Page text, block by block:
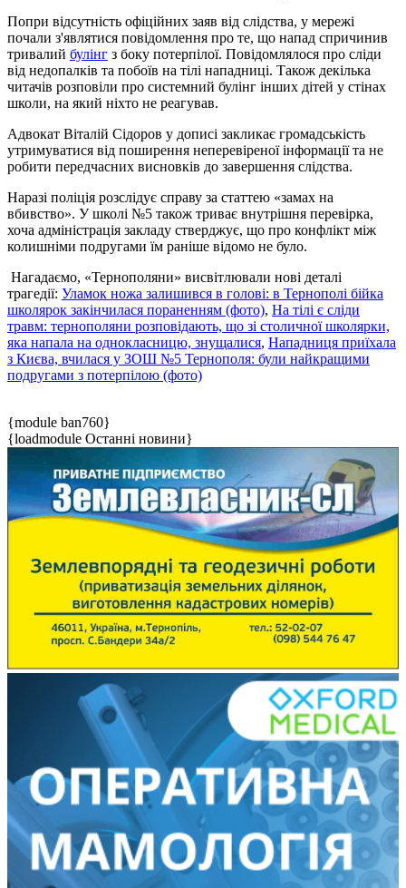
Попри відсутність офіційних заяв від слідства, у мережі
почали з'являтися повідомлення про те, що напад спричинив
тривалий булінг з боку потерпілої. Повідомлялося про сліди
від недопалків та побоїв на тілі нападниці. Також декілька
читачів розповіли про системний булінг інших дітей у стінах
школи, на який ніхто не реагував.
Адвокат Віталій Сідоров у дописі закликає громадськість
утримуватися від поширення неперевіреної інформації та не
робити передчасних висновків до завершення слідства.
Наразі поліція розслідує справу за статтею «замах на
вбивство». У школі №5 також триває внутрішня перевірка,
хоча адміністрація закладу стверджує, що про конфлікт між
колишніми подругами їм раніше відомо не було.
Нагадаємо, «Тернополяни» висвітлювали нові деталі
трагедії: Уламок ножа залишився в голові: в Тернополі бійка
школярок закінчилася пораненням (фото), На тілі є сліди
травм: тернополяни розповідають, що зі столичної школярки,
яка напала на однокласницю, знущалися, Нападниця приїхала
з Києва, вчилася у ЗОШ №5 Тернополя: були найкращими
подругами з потерпілою (фото)
{module ban760}
{loadmodule Останні новини}